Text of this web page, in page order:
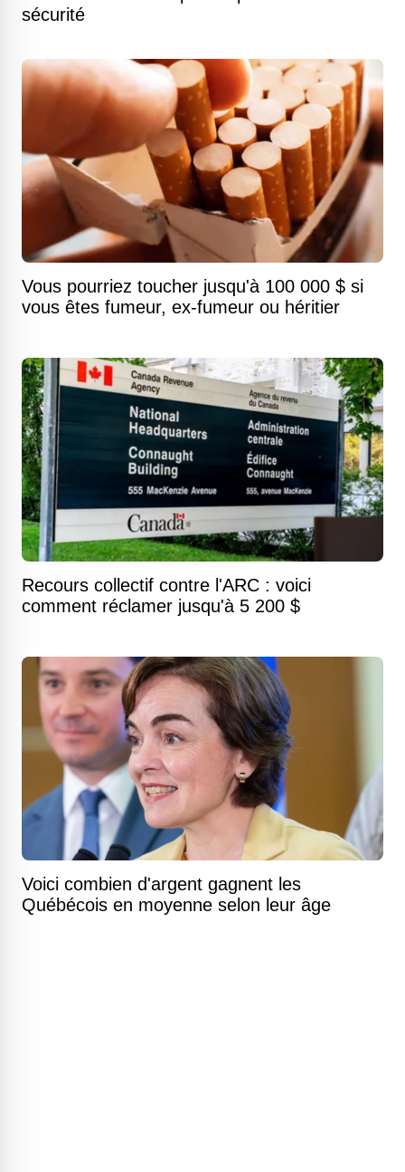
sécurité
Vous pourriez toucher jusqu'à 100 000 $ si
vous êtes fumeur, ex-fumeur ou héritier
Recours collectif contre l'ARC : voici
comment réclamer jusqu'à 5 200 $
Voici combien d'argent gagnent les
Québécois en moyenne selon leur âge